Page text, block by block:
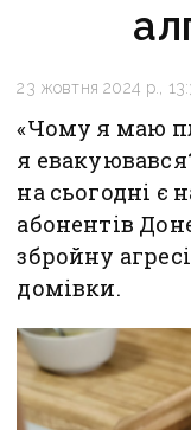
23 жовтня 2024 р.,
«Чому я маю
я
на сьогодні є
абонентів
збройну
домівки.